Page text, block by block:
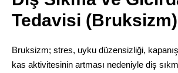
Tedavisi (Bruksizm)
Bruksizm; stres, uyku düzensizliği,
kas aktivitesinin artması nedeniyle diş